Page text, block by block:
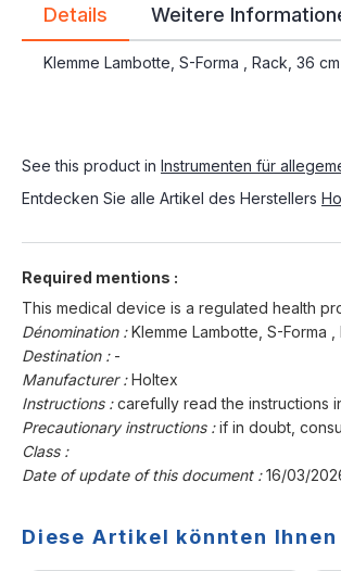
Details
Klemme Lambotte, S-Forma , Rack, 36
Weitere
See this product in Instrumenten für
Entdecken Sie alle Artikel des Herstellers
Required mentions :
This medical device is a regulated health
Dénomination :Klemme Lambotte, S-Forma
Destination : -
Manufacturer :Holtex
Instructions :carefully read the instructions
Precautionary instructions :if in doubt,
Class :
Date of update of this document :16/03/
Diese Artikel könnten